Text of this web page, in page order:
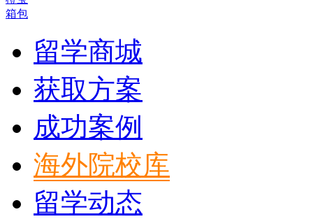
箱包
留学商城
获取方案
成功案例
海外院校库
留学动态